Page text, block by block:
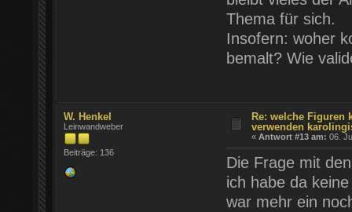
Thema für sich.
Insofern: woher
bemalt? Wie
W. Henkel
Leinwandweber
Beiträge: 136
Re: welche Figuren
verwenden
«Antwort #13 am: 06.
Die Frage mit
ich habe da
war mehr ein